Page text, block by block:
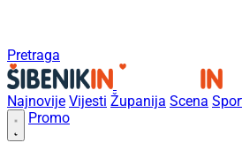
Pretraga
Najnovije Vijesti Županija Scena
Promo